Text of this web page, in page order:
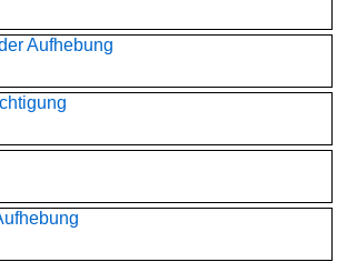
Aufhebung